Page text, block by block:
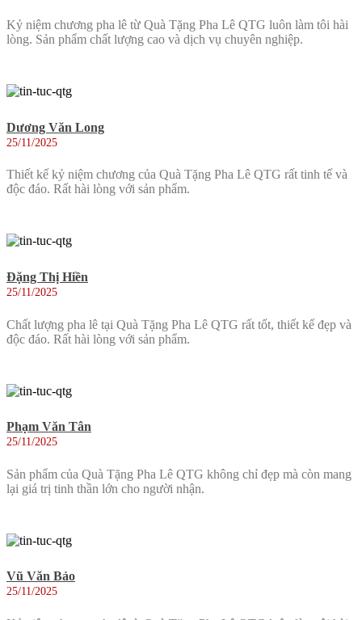
Kỷ niệm chương pha lê từ Quà Tặng Pha Lê QTG luôn làm tôi hài
lòng. Sản phẩm chất lượng cao và dịch vụ chuyên nghiệp.
Dương Văn Long
25/11/2025
Thiết kế kỷ niệm chương của Quà Tặng Pha Lê QTG rất tinh tế và
độc đáo. Rất hài lòng với sản phẩm.
Đặng Thị Hiền
25/11/2025
Chất lượng pha lê tại Quà Tặng Pha Lê QTG rất tốt, thiết kế đẹp và
độc đáo. Rất hài lòng với sản phẩm.
Phạm Văn Tân
25/11/2025
Sản phẩm của Quà Tặng Pha Lê QTG không chỉ đẹp mà còn mang
lại giá trị tinh thần lớn cho người nhận.
Vũ Văn Bảo
25/11/2025